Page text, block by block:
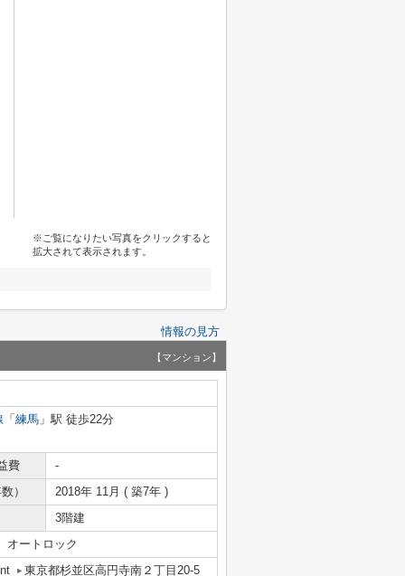
※ご覧になりたい写真をクリックすると
拡大されて表示されます。
情報の見方
【マンション】
「 練馬 」駅 徒歩22分
費
-
）
2018年 11月 ( 築7年 )
3階建
ートロック
東京都杉並区高円寺南２丁目20-5